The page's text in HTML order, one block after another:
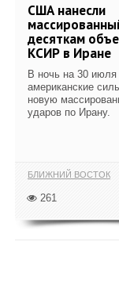
США нанесли
десяткам
КСИР в Иране
В ночь на 30 июля
американские
новую
ударов по Ирану.
БЛИЖНИЙ ВОСТОК
261